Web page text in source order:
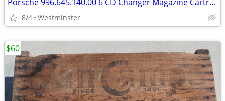
Porsche 996.645.140.00 6 CD Changer Magazine Cartridge
8/4 Westminster
$60